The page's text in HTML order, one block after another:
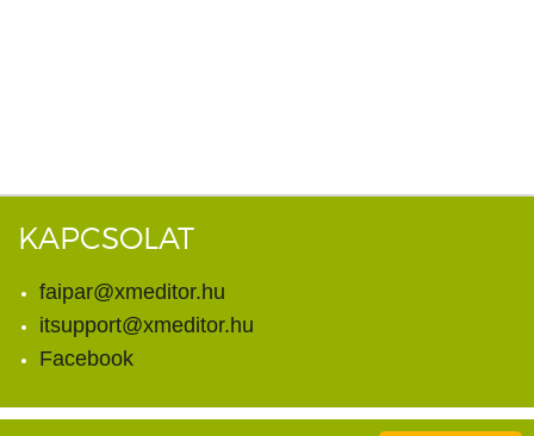
KAPCSOLAT
faipar@xmeditor.hu
itsupport@xmeditor.hu
Facebook